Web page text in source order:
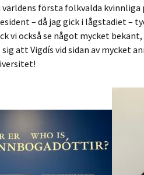
världens första folkvalda
– då jag gick i lågstadiet –
vi också se något mycket
sig att Vigdís vid sidan av mycket